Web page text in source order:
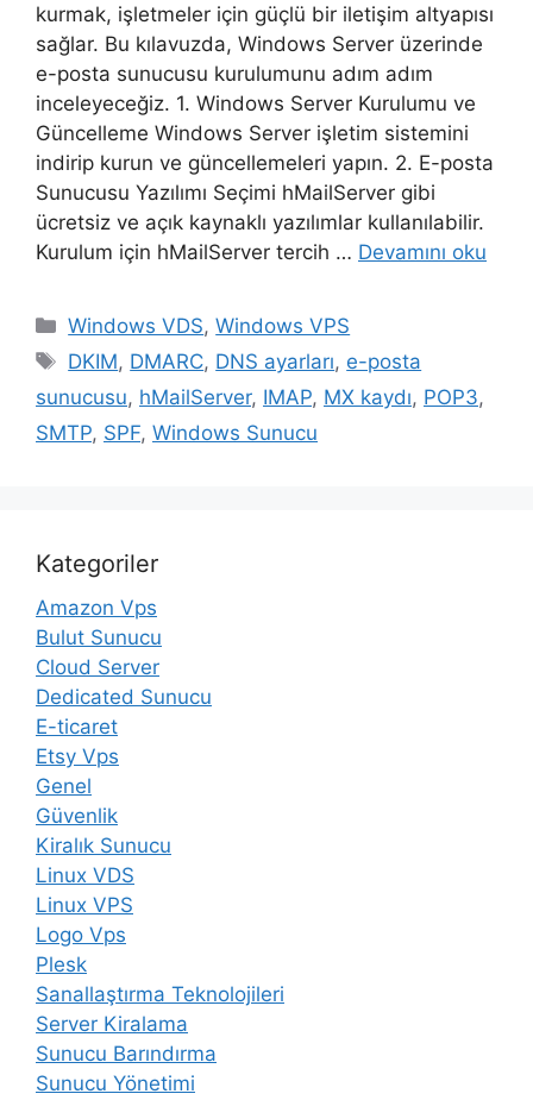
kurmak, işletmeler için güçlü bir iletişim altyapısı
sağlar. Bu kılavuzda, Windows Server üzerinde
e-posta sunucusu kurulumunu adım adım
inceleyeceğiz. 1. Windows Server Kurulumu ve
Güncelleme Windows Server işletim sistemini
indirip kurun ve güncellemeleri yapın. 2. E-posta
Sunucusu Yazılımı Seçimi hMailServer gibi
ücretsiz ve açık kaynaklı yazılımlar kullanılabilir.
Kurulum için hMailServer tercih … Devamını oku
Kategoriler
Windows VDS,Windows VPS
Etiketler
DKIM, DMARC, DNS ayarları, e-posta
sunucusu, hMailServer, IMAP, MX kaydı, POP3,
SMTP, SPF, Windows Sunucu
Kategoriler
Amazon Vps
Bulut Sunucu
Cloud Server
Dedicated Sunucu
E-ticaret
Etsy Vps
Genel
Güvenlik
Kiralık Sunucu
Linux VDS
Linux VPS
Logo Vps
Plesk
Sanallaştırma Teknolojileri
Server Kiralama
Sunucu Barındırma
Sunucu Yönetimi